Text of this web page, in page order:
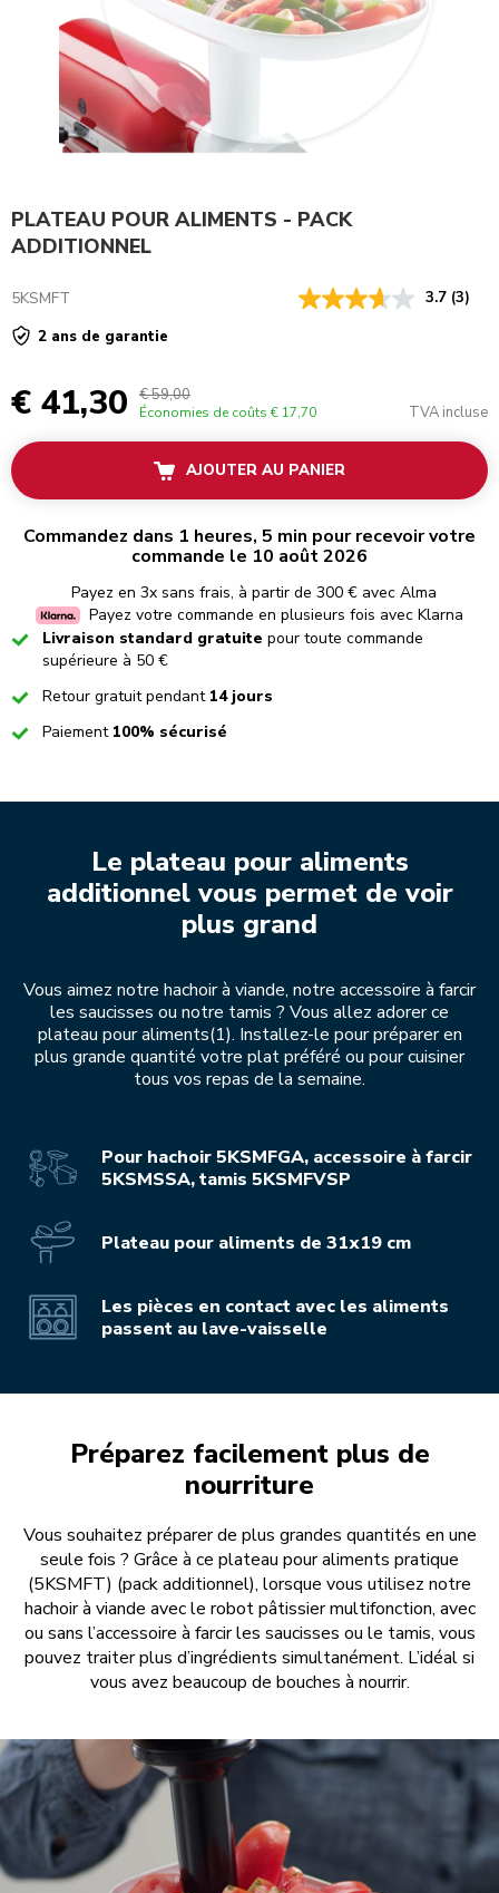
PLATEAU POUR ALIMENTS - PACK
ADDITIONNEL
5KSMFT 3.7 (3)
2 ans de garantie
€ 41,30 € 59,00
Économies de coûts € 17,70 TVA incluse
AJOUTER AU PANIER
Commandez dans 1 heures, 5 min pour recevoir votre
commande le 10 août 2026
Payez en 3x sans frais, à partir de 300 € avec Alma
Payez votre commande en plusieurs fois avec Klarna
CheckedLivraison standard gratuite pour toute commande
supérieure à 50 €
CheckedRetour gratuit pendant 14 jours
CheckedPaiement 100% sécurisé
Le plateau pour aliments
additionnel vous permet de voir
plus grand
Vous aimez notre hachoir à viande, notre accessoire à farcir
les saucisses ou notre tamis ? Vous allez adorer ce
plateau pour aliments(1). Installez-le pour préparer en
plus grande quantité votre plat préféré ou pour cuisiner
tous vos repas de la semaine.
Pour hachoir 5KSMFGA, accessoire à farcir
5KSMSSA, tamis 5KSMFVSP
Plateau pour aliments de 31x19 cm
Les pièces en contact avec les aliments
passent au lave-vaisselle
Préparez facilement plus de
nourriture
Vous souhaitez préparer de plus grandes quantités en une
seule fois ? Grâce à ce plateau pour aliments pratique
(5KSMFT) (pack additionnel), lorsque vous utilisez notre
hachoir à viande avec le robot pâtissier multifonction, avec
ou sans l’accessoire à farcir les saucisses ou le tamis, vous
pouvez traiter plus d’ingrédients simultanément. L’idéal si
vous avez beaucoup de bouches à nourrir.